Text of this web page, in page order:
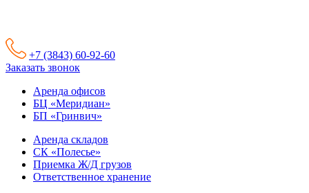
+7 (3843) 60-92-60
Заказать звонок
Аренда офисов
БЦ «Меридиан»
БП «Гринвич»
Аренда складов
СК «Полесье»
Приемка Ж/Д грузов
Ответственное хранение